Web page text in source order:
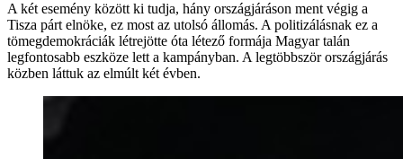
A két esemény között ki tudja, hány országjáráson ment végig a
Tisza párt elnöke, ez most az utolsó állomás. A politizálásnak ez a
tömegdemokráciák létrejötte óta létező formája Magyar talán
legfontosabb eszköze lett a kampányban. A legtöbbször országjárás
közben láttuk az elmúlt két évben.